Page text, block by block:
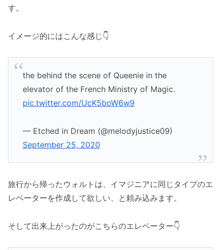
す。
イメージ的にはこんな感じ👇
the behind the scene of Queenie in the
elevator of the French Ministry of Magic.
pic.twitter.com/UcK5boW6w9
— Etched in Dream (@melodyjustice09)
September 25, 2020
旅行から帰ったウォルトは、イマジニアに同じタイプのエ
レベーターを作成して欲しい、と頼み込みます。
そして出来上がったのがこちらのエレベーター👇